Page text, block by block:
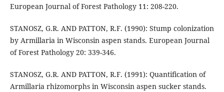
European Journal of Forest Pathology 11: 208-220.
STANOSZ, G.R. AND PATTON, R.F. (1990): Stump colonization
by Armillaria in Wisconsin aspen stands. European Journal
of Forest Pathology 20: 339-346.
STANOSZ, G.R. AND PATTON, R.F. (1991): Quantification of
Armillaria rhizomorphs in Wisconsin aspen sucker stands.